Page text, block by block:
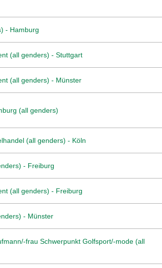
- Hamburg
(all genders) - Stuttgart
(all genders) - Münster
(all genders)
(all genders) - Köln
- Freiburg
(all genders) - Freiburg
- Münster
frau Schwerpunkt Golfsport/-mode (all